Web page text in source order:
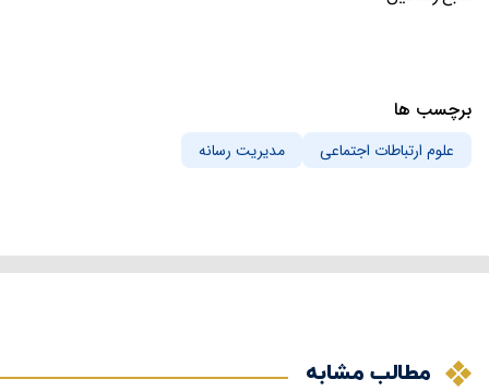
برچسب ها
علوم ارتباطات اجتماعی مدیریت رسانه
مطالب مشابه